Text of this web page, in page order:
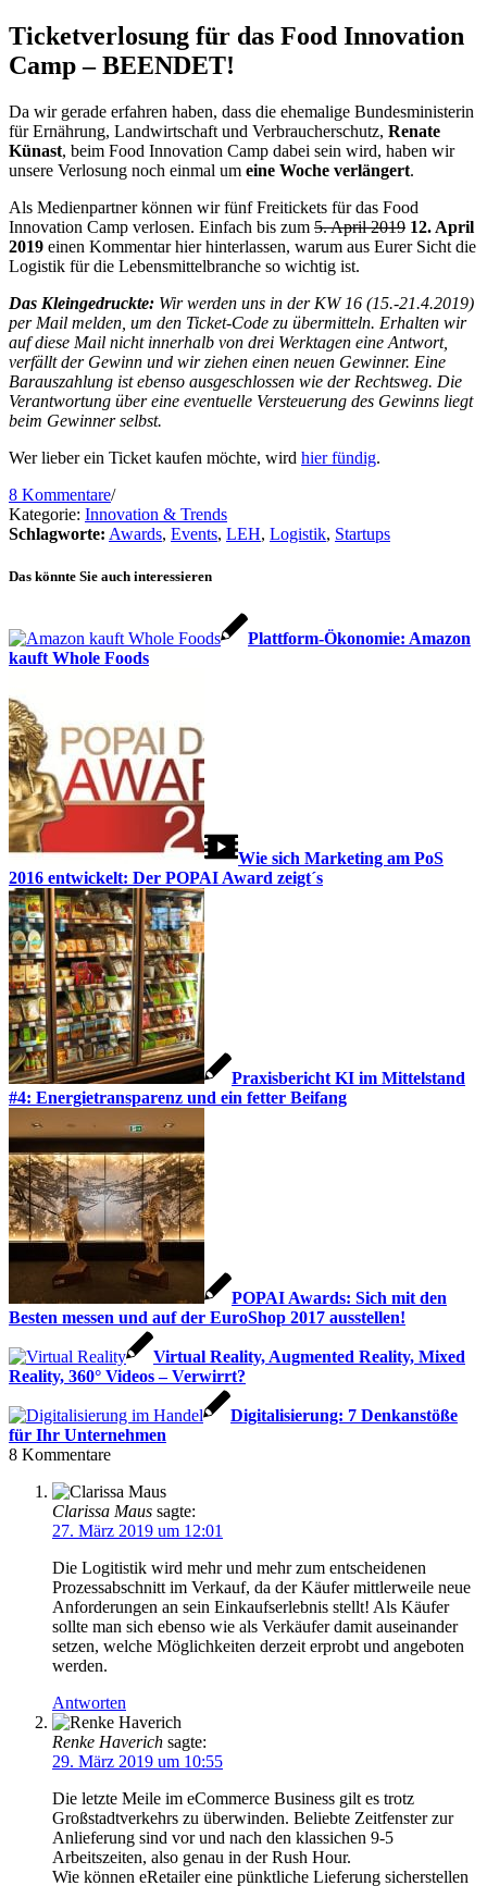
Ticketverlosung für das Food Innovation
Camp – BEENDET!
Da wir gerade erfahren haben, dass die ehemalige Bundesministerin
für Ernährung, Landwirtschaft und Verbraucherschutz, Renate
Künast, beim Food Innovation Camp dabei sein wird, haben wir
unsere Verlosung noch einmal um eine Woche verlängert.
Als Medienpartner können wir fünf Freitickets für das Food
Innovation Camp verlosen. Einfach bis zum 5. April 2019 12. April
2019 einen Kommentar hier hinterlassen, warum aus Eurer Sicht die
Logistik für die Lebensmittelbranche so wichtig ist.
Das Kleingedruckte: Wir werden uns in der KW 16 (15.-21.4.2019)
per Mail melden, um den Ticket-Code zu übermitteln. Erhalten wir
auf diese Mail nicht innerhalb von drei Werktagen eine Antwort,
verfällt der Gewinn und wir ziehen einen neuen Gewinner. Eine
Barauszahlung ist ebenso ausgeschlossen wie der Rechtsweg. Die
Verantwortung über eine eventuelle Versteuerung des Gewinns liegt
beim Gewinner selbst.
Wer lieber ein Ticket kaufen möchte, wird hier fündig.
8 Kommentare/
Kategorie: Innovation & Trends
Schlagworte: Awards, Events, LEH, Logistik, Startups
Das könnte Sie auch interessieren
Plattform-Ökonomie: Amazon
kauft Whole Foods
Wie sich Marketing am PoS
2016 entwickelt: Der POPAI Award zeigt´s
Praxisbericht KI im Mittelstand
#4: Energietransparenz und ein fetter Beifang
POPAI Awards: Sich mit den
Besten messen und auf der EuroShop 2017 ausstellen!
Virtual Reality, Augmented Reality, Mixed
Reality, 360° Videos – Verwirrt?
Digitalisierung: 7 Denkanstöße
für Ihr Unternehmen
8 Kommentare
Clarissa Maus sagte:
27. März 2019 um 12:01
Die Logitistik wird mehr und mehr zum entscheidenen
Prozessabschnitt im Verkauf, da der Käufer mittlerweile neue
Anforderungen an sein Einkaufserlebnis stellt! Als Käufer
sollte man sich ebenso wie als Verkäufer damit auseinander
setzen, welche Möglichkeiten derzeit erprobt und angeboten
werden.
Antworten
Renke Haverich sagte:
29. März 2019 um 10:55
Die letzte Meile im eCommerce Business gilt es trotz
Großstadtverkehrs zu überwinden. Beliebte Zeitfenster zur
Anlieferung sind vor und nach den klassichen 9-5
Arbeitszeiten, also genau in der Rush Hour.
Wie können eRetailer eine pünktliche Lieferung sicherstellen